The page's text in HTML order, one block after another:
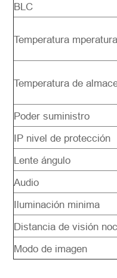
BLC
Temperatura
Temperatura de
Poder suministro
IP nivel de protección
Lente ángulo
Audio
Iluminación minima
Distancia de visión
Modo de imagen